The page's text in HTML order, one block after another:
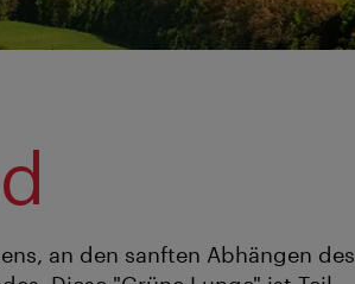
an den sanften Abhängen des